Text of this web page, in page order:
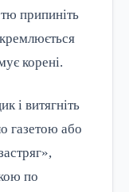
припиніть
корені.
і витягніть
газетою або
по